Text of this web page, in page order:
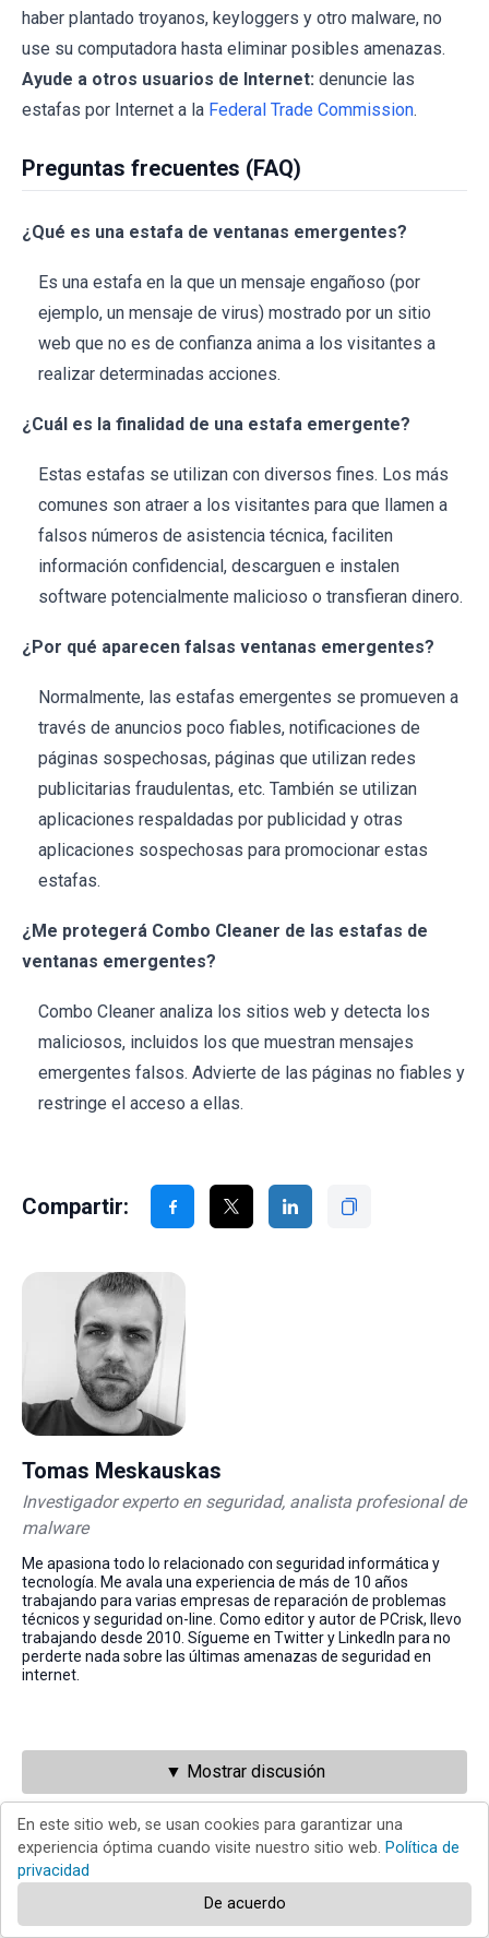
haber plantado troyanos, keyloggers y otro malware, no
use su computadora hasta eliminar posibles amenazas.
Ayude a otros usuarios de Internet: denuncie las
estafas por Internet a la Federal Trade Commission.
Preguntas frecuentes (FAQ)
¿Qué es una estafa de ventanas emergentes?
Es una estafa en la que un mensaje engañoso (por
ejemplo, un mensaje de virus) mostrado por un sitio
web que no es de confianza anima a los visitantes a
realizar determinadas acciones.
¿Cuál es la finalidad de una estafa emergente?
Estas estafas se utilizan con diversos fines. Los más
comunes son atraer a los visitantes para que llamen a
falsos números de asistencia técnica, faciliten
información confidencial, descarguen e instalen
software potencialmente malicioso o transfieran dinero.
¿Por qué aparecen falsas ventanas emergentes?
Normalmente, las estafas emergentes se promueven a
través de anuncios poco fiables, notificaciones de
páginas sospechosas, páginas que utilizan redes
publicitarias fraudulentas, etc. También se utilizan
aplicaciones respaldadas por publicidad y otras
aplicaciones sospechosas para promocionar estas
estafas.
¿Me protegerá Combo Cleaner de las estafas de
ventanas emergentes?
Combo Cleaner analiza los sitios web y detecta los
maliciosos, incluidos los que muestran mensajes
emergentes falsos. Advierte de las páginas no fiables y
restringe el acceso a ellas.
Compartir:
Tomas Meskauskas
Investigador experto en seguridad, analista profesional de
malware
Me apasiona todo lo relacionado con seguridad informática y
tecnología. Me avala una experiencia de más de 10 años
trabajando para varias empresas de reparación de problemas
técnicos y seguridad on-line. Como editor y autor de PCrisk, llevo
trabajando desde 2010. Sígueme en Twitter y LinkedIn para no
perderte nada sobre las últimas amenazas de seguridad en
internet.
▼ Mostrar discusión
Volver al principio
En este sitio web, se usan cookies para garantizar una
experiencia óptima cuando visite nuestro sitio web. Política de
privacidad
De acuerdo